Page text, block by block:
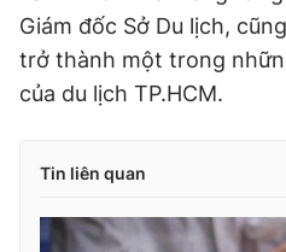
Giám đốc Sở Du lịch,
trở thành một trong
của du lịch TP.HCM.
Tin liên quan